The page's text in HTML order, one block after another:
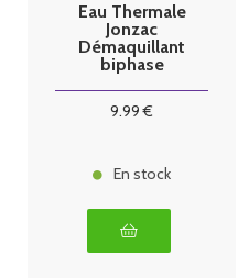
Eau Thermale
Jonzac
Démaquillant
biphase
9.99 €
En stock